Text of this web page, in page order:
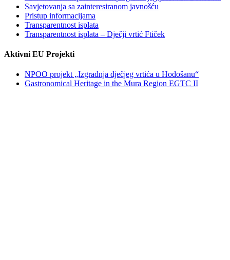
Savjetovanja sa zainteresiranom javnošću
Pristup informacijama
Transparentnost isplata
Transparentnost isplata – Dječji vrtić Ftiček
Aktivni EU Projekti
NPOO projekt „Izgradnja dječjeg vrtića u Hodošanu“
Gastronomical Heritage in the Mura Region EGTC II